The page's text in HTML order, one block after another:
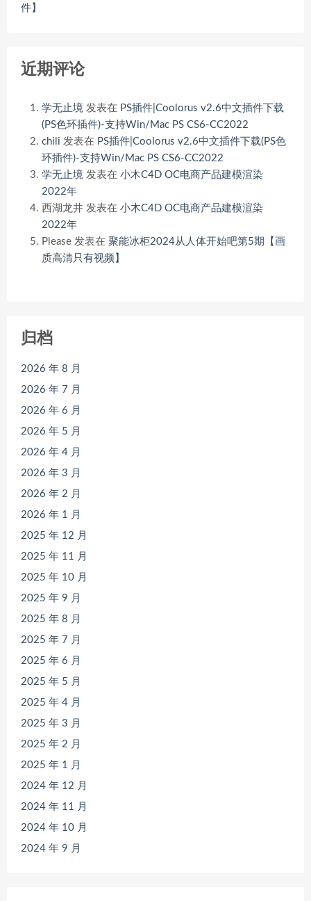
件】
近期评论
学无止境 发表在 PS插件|Coolorus v2.6中文插件下载
(PS色环插件)-支持Win/Mac PS CS6-CC2022
chili 发表在 PS插件|Coolorus v2.6中文插件下载(PS色
环插件)-支持Win/Mac PS CS6-CC2022
学无止境 发表在 小木C4D OC电商产品建模渲染
2022年
西湖龙井 发表在 小木C4D OC电商产品建模渲染
2022年
Please 发表在 聚能冰柜2024从人体开始吧第5期【画
质高清只有视频】
归档
2026 年 8 月
2026 年 7 月
2026 年 6 月
2026 年 5 月
2026 年 4 月
2026 年 3 月
2026 年 2 月
2026 年 1 月
2025 年 12 月
2025 年 11 月
2025 年 10 月
2025 年 9 月
2025 年 8 月
2025 年 7 月
2025 年 6 月
2025 年 5 月
2025 年 4 月
2025 年 3 月
2025 年 2 月
2025 年 1 月
2024 年 12 月
2024 年 11 月
2024 年 10 月
2024 年 9 月